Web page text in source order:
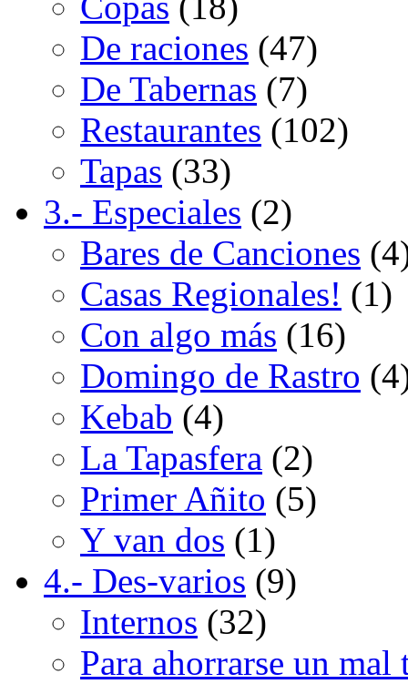
De raciones (47)
De Tabernas (7)
Restaurantes (102)
Tapas (33)
3.- Especiales (2)
Bares de Canciones
Casas Regionales! (1)
Con algo más (16)
Domingo de Rastro
Kebab (4)
La Tapasfera (2)
Primer Añito (5)
Y van dos (1)
4.- Des-varios (9)
Internos (32)
Para ahorrarse un mal